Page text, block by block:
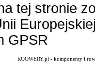
tej stronie
GPSR
ROOWERY.pl - komponenty i